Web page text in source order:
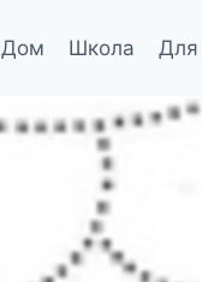
Дом Школа Для